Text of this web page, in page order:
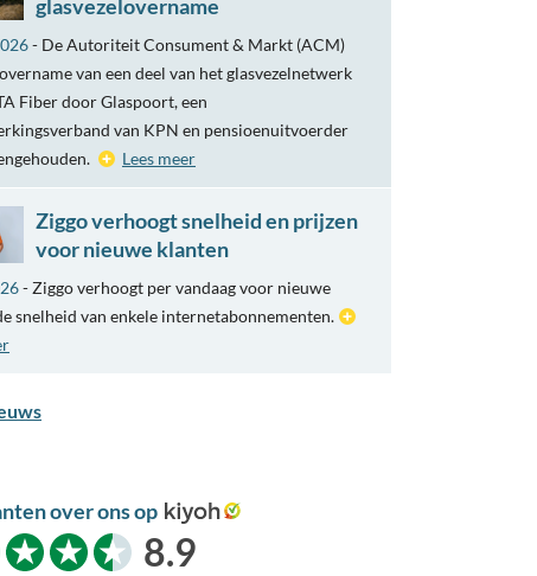
glasvezelovername
- De Autoriteit Consument & Markt (ACM)
van een deel van het glasvezelnetwerk
Fiber door Glaspoort, een
van KPN en pensioenuitvoerder
Lees meer
Ziggo verhoogt snelheid en prijzen
voor nieuwe klanten
- Ziggo verhoogt per vandaag voor nieuwe
snelheid van enkele internetabonnementen.
over ons op
kiyoh
8.9